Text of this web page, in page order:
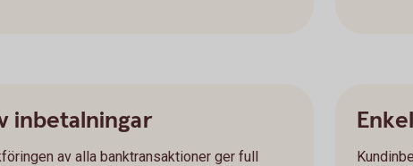
inbetalningar
av alla banktransaktioner ger full